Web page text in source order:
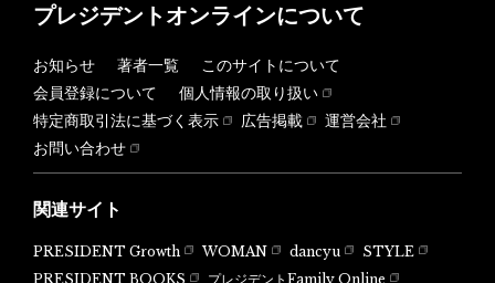
プレジデントオンラインについて
お知らせ 著者一覧
このサイトについて
会員登録について
個人情報の取り扱い
特定商取引法に基づく表示
広告掲載
運営会社
お問い合わせ
関連サイト
PRESIDENT Growth WOMAN dancyu
STYLE
PRESIDENT BOOKS
プレジデントFamily Online